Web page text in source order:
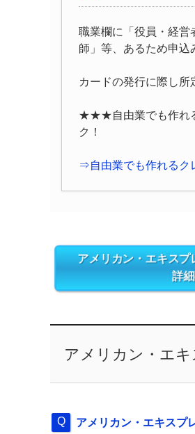
職業欄に「役員・経営
師」等、あるため申込
カードの発行に際し所
★★★自由業でも作れ
ク！
⇒自由業でも作れるク
アメリカン・エキス
詳
アメリカン・エ
アメリカン・エキスプ